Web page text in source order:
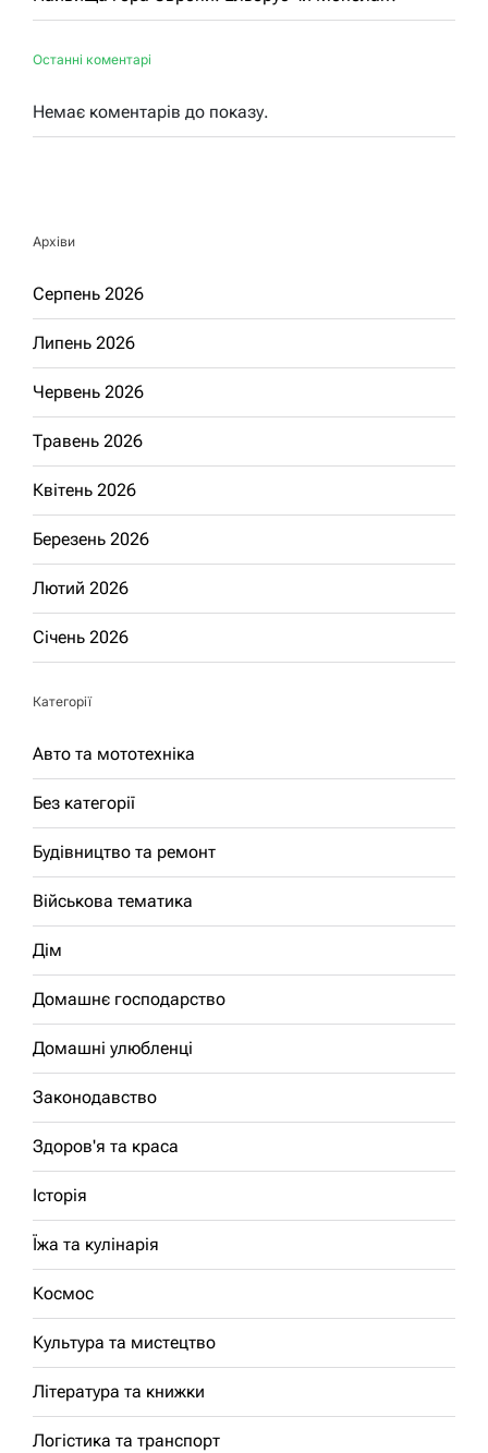
Останні коментарі
Немає коментарів до показу.
Архіви
Серпень 2026
Липень 2026
Червень 2026
Травень 2026
Квітень 2026
Березень 2026
Лютий 2026
Січень 2026
Категорії
Авто та мототехніка
Без категорії
Будівництво та ремонт
Військова тематика
Дім
Домашнє господарство
Домашні улюбленці
Законодавство
Здоров'я та краса
Історія
Їжа та кулінарія
Космос
Культура та мистецтво
Література та книжки
Логістика та транспорт